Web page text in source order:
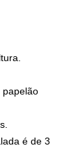
papelão
é de 3